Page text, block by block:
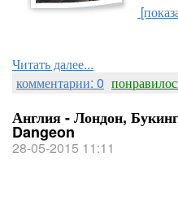
Читать далее...
комментарии: 0
Англия - Лондон,
Dangeon
28-05-2015 11:11